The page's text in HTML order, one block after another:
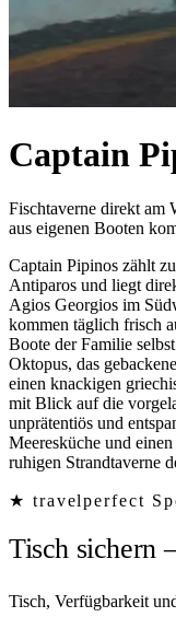
Captain
Fischtaverne direkt am
aus eigenen Booten
Captain Pipinos zählt
Antiparos und liegt
Agios Georgios im
kommen täglich frisch
Boote der Familie
Oktopus, das
einen knackigen
mit Blick auf die
unprätentiös und
Meeresküche und
ruhigen Strandtaverne
★ travelperfect
Tisch sichern
Tisch, Verfügbarkeit